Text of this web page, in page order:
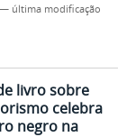
— última modificação
livro sobre
celebra
negro na